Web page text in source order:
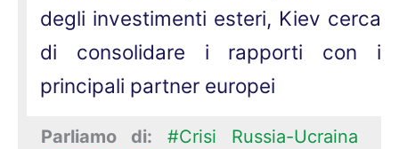
degli investimenti esteri, Kiev cerca
di consolidare i rapporti con i
principali partner europei
Parliamo di: #Crisi Russia-Ucraina